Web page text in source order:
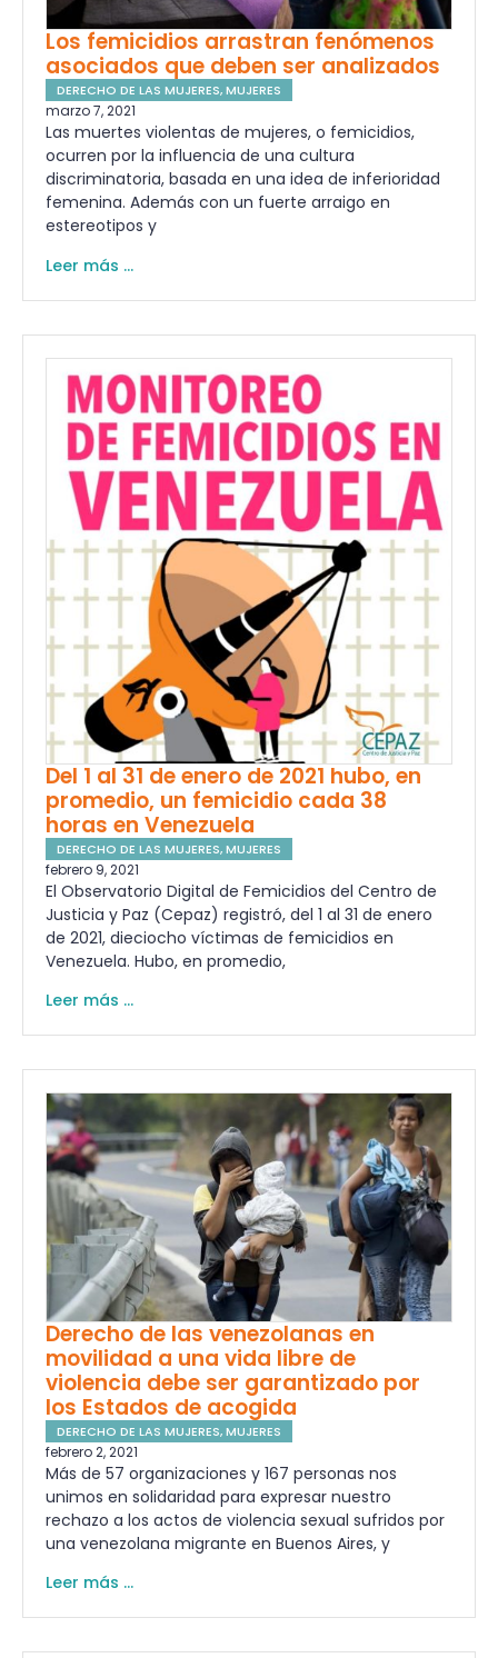
Los femicidios arrastran fenómenos
asociados que deben ser analizados
DERECHO DE LAS MUJERES,MUJERES
marzo 7, 2021
Las muertes violentas de mujeres, o femicidios,
ocurren por la influencia de una cultura
discriminatoria, basada en una idea de inferioridad
femenina. Además con un fuerte arraigo en
estereotipos y
Leer más ...
Del 1 al 31 de enero de 2021 hubo, en
promedio, un femicidio cada 38
horas en Venezuela
DERECHO DE LAS MUJERES,MUJERES
febrero 9, 2021
El Observatorio Digital de Femicidios del Centro de
Justicia y Paz (Cepaz) registró, del 1 al 31 de enero
de 2021, dieciocho víctimas de femicidios en
Venezuela. Hubo, en promedio,
Leer más ...
Derecho de las venezolanas en
movilidad a una vida libre de
violencia debe ser garantizado por
los Estados de acogida
DERECHO DE LAS MUJERES,MUJERES
febrero 2, 2021
Más de 57 organizaciones y 167 personas nos
unimos en solidaridad para expresar nuestro
rechazo a los actos de violencia sexual sufridos por
una venezolana migrante en Buenos Aires, y
Leer más ...